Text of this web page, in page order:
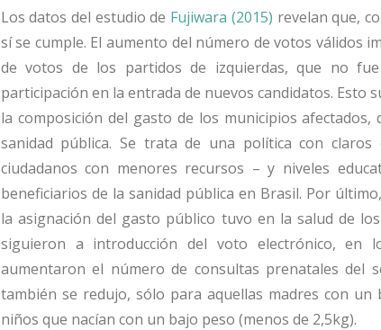
Los datos del estudio de Fujiwara (2015) revelan que,
sí se cumple. El aumento del número de votos válidos
de votos de los partidos de izquierdas, que no
participación en la entrada de nuevos candidatos. Esto
la composición del gasto de los municipios
sanidad pública. Se trata de una política con
ciudadanos con menores recursos – y niveles
beneficiarios de la sanidad pública en Brasil. Por
la asignación del gasto público tuvo en la salud de
siguieron a introducción del voto electrónico, en
aumentaron el número de consultas prenatales del
también se redujo, sólo para aquellas madres con un
niños que nacían con un bajo peso (menos de 2,5kg).